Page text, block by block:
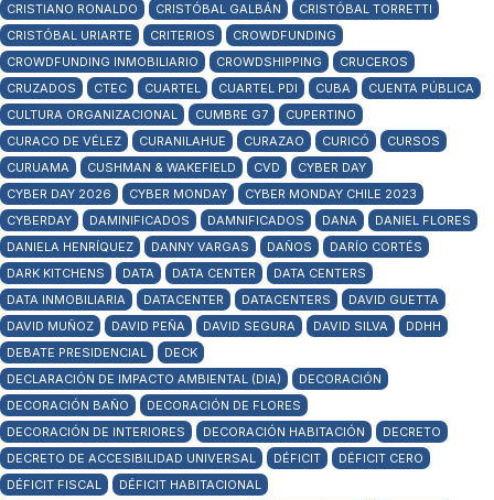
CRISTIANO RONALDO
CRISTÓBAL GALBÁN
CRISTÓBAL TORRETTI
CRISTÓBAL URIARTE
CRITERIOS
CROWDFUNDING
CROWDFUNDING INMOBILIARIO
CROWDSHIPPING
CRUCEROS
CRUZADOS
CTEC CUARTEL CUARTEL PDI CUBA
CUENTA PÚBLICA
CULTURA ORGANIZACIONAL
CUMBRE G7
CUPERTINO
CURACO DE VÉLEZ
CURANILAHUE CURAZAO CURICÓ
CURSOS
CURUAMA
CUSHMAN & WAKEFIELD CVD
CYBER DAY
CYBER DAY 2026
CYBER MONDAY
CYBER MONDAY CHILE 2023
CYBERDAY
DAMINIFICADOS DAMNIFICADOS DANA
DANIEL FLORES
DANIELA HENRÍQUEZ
DANNY VARGAS DAÑOS
DARÍO CORTÉS
DARK KITCHENS
DATA DATA CENTER
DATA CENTERS
DATA INMOBILIARIA
DATACENTER DATACENTERS
DAVID GUETTA
DAVID MUÑOZ
DAVID PEÑA DAVID SEGURA DAVID SILVA
DDHH
DEBATE PRESIDENCIAL
DECK
DECLARACIÓN DE IMPACTO AMBIENTAL (DIA)
DECORACIÓN
DECORACIÓN BAÑO
DECORACIÓN DE FLORES
DECORACIÓN DE INTERIORES
DECORACIÓN HABITACIÓN
DECRETO
DECRETO DE ACCESIBILIDAD UNIVERSAL
DÉFICIT
DÉFICIT CERO
DÉFICIT FISCAL
DÉFICIT HABITACIONAL